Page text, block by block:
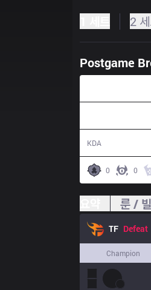
2
Postgame
KDA
0 0
룬 /
TF Defeat
Champion